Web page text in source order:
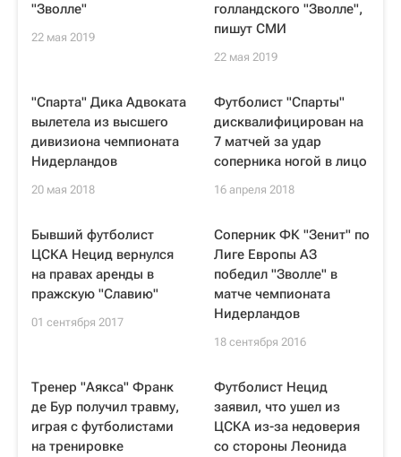
"Зволле"
22 мая 2019
голландского "Зволле",
пишут СМИ
22 мая 2019
"Спарта" Дика Адвоката
вылетела из высшего
дивизиона чемпионата
Нидерландов
20 мая 2018
Футболист "Спарты"
дисквалифицирован на
7 матчей за удар
соперника ногой в лицо
16 апреля 2018
Бывший футболист
ЦСКА Нецид вернулся
на правах аренды в
пражскую "Славию"
01 сентября 2017
Соперник ФК "Зенит" по
Лиге Европы АЗ
победил "Зволле" в
матче чемпионата
Нидерландов
18 сентября 2016
Тренер "Аякса" Франк
де Бур получил травму,
играя с футболистами
на тренировке
Футболист Нецид
заявил, что ушел из
ЦСКА из-за недоверия
со стороны Леонида